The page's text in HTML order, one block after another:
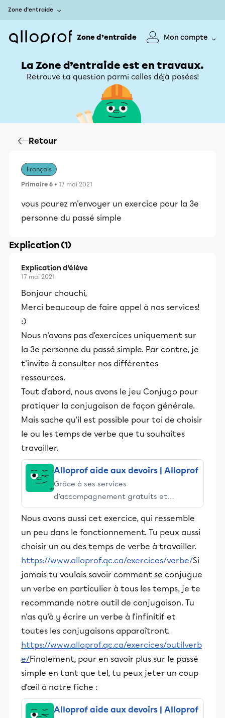
Zone d’entraide
Zone d’entraide Mon compte
La Zone d’entraide est en travaux.
Retrouve ta question parmi celles déjà posées!
Retour
Français
Primaire 6 • 17 mai 2021
vous pourez m'envoyer un exercice pour la 3e
personne du passé simple
Explication (1)
Explication d’élève
17 mai 2021
Bonjour chouchi,
Merci beaucoup de faire appel à nos services!
:)
Nous n'avons pas d'exercices uniquement sur
la 3e personne du passé simple. Par contre, je
t'invite à consulter nos différentes
ressources.
Tout d'abord, nous avons le jeu Conjugo pour
pratiquer la conjugaison de façon générale.
Mais sache qu'il est possible pour toi de choisir
le ou les temps de verbe que tu souhaites
travailler.
Alloprof aide aux devoirs | Alloprof
Grâce à ses services
d’accompagnement gratuits et
stimulants, Alloprof engage les élèves
et leurs parents dans la réussite
éducative.
Nous avons aussi cet exercice, qui ressemble
un peu dans le fonctionnement. Tu peux aussi
choisir un ou des temps de verbe à travailler.
https://www.alloprof.qc.ca/exercices/verbe/Si
jamais tu voulais savoir comment se conjugue
un verbe en particulier à tous les temps, je te
recommande notre outil de conjugaison. Tu
n'as qu'à y écrire un verbe à l'infinitif et
toutes les conjugaisons apparaîtront.
https://www.alloprof.qc.ca/exercices/outilverb
e/Finalement, pour en savoir plus sur le passé
simple en tant que tel, tu peux jeter un coup
d'œil à notre fiche :
Alloprof aide aux devoirs | Alloprof